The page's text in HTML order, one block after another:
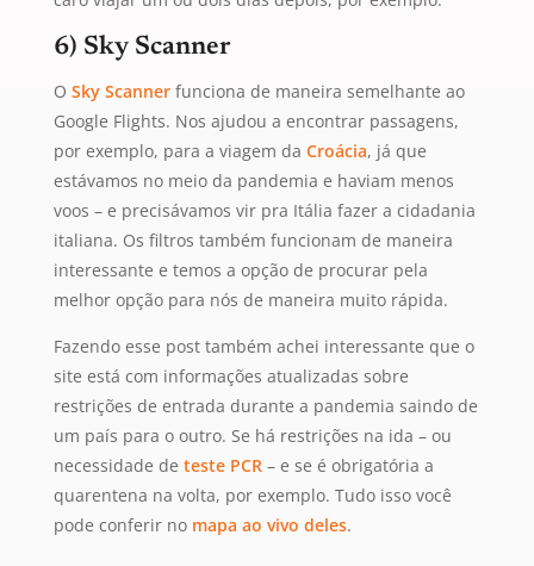
6) Sky Scanner
O Sky Scannerfunciona de maneira semelhante ao
Google Flights. Nos ajudou a encontrar passagens,
por exemplo, para a viagem da Croácia, já que
estávamos no meio da pandemia e haviam menos
voos – e precisávamos vir pra Itália fazer a cidadania
italiana. Os filtros também funcionam de maneira
interessante e temos a opção de procurar pela
melhor opção para nós de maneira muito rápida.
Fazendo esse post também achei interessante que o
site está com informações atualizadas sobre
restrições de entrada durante a pandemia saindo de
um país para o outro. Se há restrições na ida – ou
necessidade de teste PCR– e se é obrigatória a
quarentena na volta, por exemplo. Tudo isso você
pode conferir nomapa ao vivo deles.